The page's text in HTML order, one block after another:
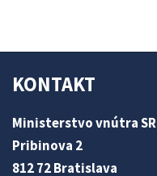
KONTAKT
Ministerstvo vnútra SR
Pribinova 2
812 72 Bratislava